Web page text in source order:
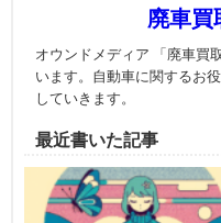
廃車買
オウンドメディア 「廃車買
います。自動車に関するお
していきます。
最近書いた記事